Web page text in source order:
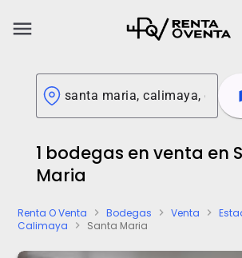
menu
1 bodegas en venta en
Maria
Renta O Venta chevron_right Bodegas chevron_right Venta chevron_right
Calimaya chevron_right Santa Maria